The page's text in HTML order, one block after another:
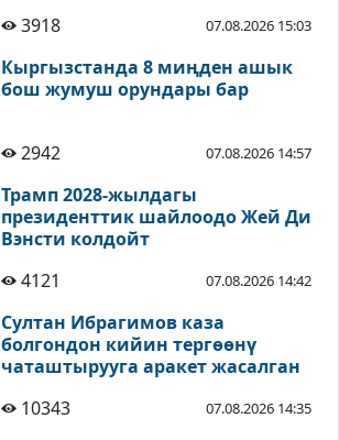
3918
07.08.2026 15:03
Кыргызстанда 8 миңден ашык
бош жумуш орундары бар
2942 07.08.2026 14:57
Трамп 2028-жылдагы
президенттик шайлоодо Жей Ди
Вэнсти колдойт
4121
07.08.2026 14:42
Султан Ибрагимов каза
болгондон кийин тергөөнү
чаташтырууга аракет жасалган
10343
07.08.2026 14:35